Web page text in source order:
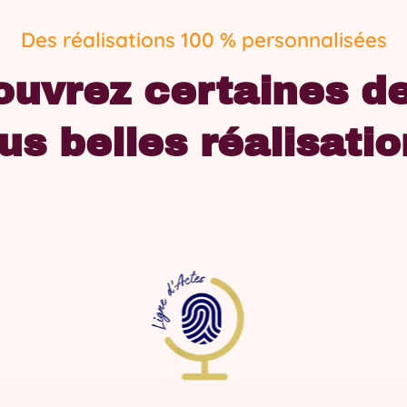
Des réalisations 100 % personnalisées
certaines
belles